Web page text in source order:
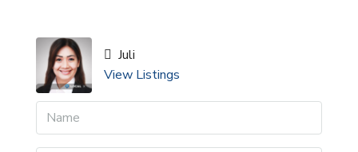
Juli
View Listings